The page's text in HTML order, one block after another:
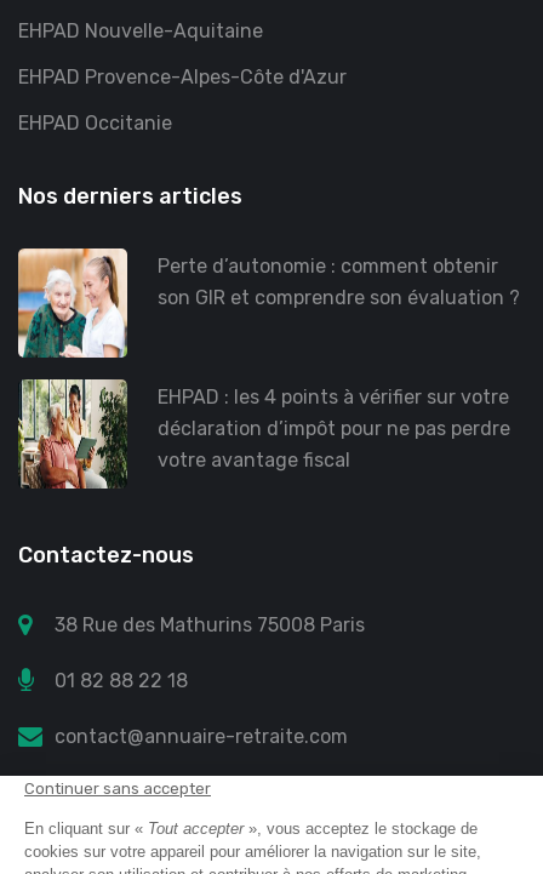
EHPAD Nouvelle-Aquitaine
EHPAD Provence-Alpes-Côte d'Azur
EHPAD Occitanie
Nos derniers articles
Perte d’autonomie : comment obtenir
son GIR et comprendre son évaluation ?
EHPAD : les 4 points à vérifier sur votre
déclaration d’impôt pour ne pas perdre
votre avantage fiscal
Contactez-nous
38 Rue des Mathurins 75008 Paris
01 82 88 22 18
contact@annuaire-retraite.com